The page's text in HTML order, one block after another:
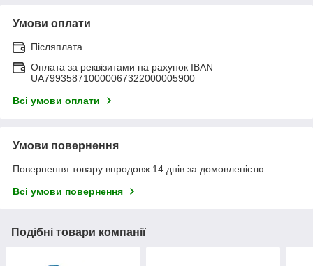
Умови оплати
Післяплата
Оплата за реквізитами на рахунок IBAN
UA799358710000067322000005900
Всі умови оплати
Умови повернення
Повернення товару впродовж 14 днів за домовленістю
Всі умови повернення
Подібні товари компанії